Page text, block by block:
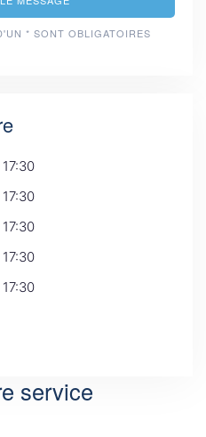
* SONT OBLIGATOIRES
service